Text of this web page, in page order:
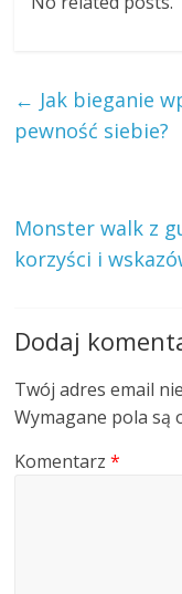
← Jak bieganie
pewność siebie?
Monster walk z
korzyści i
Dodaj
Twój adres email
Wymagane pola są
Komentarz*